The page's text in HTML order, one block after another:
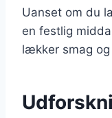
Uanset om du
en festlig
lækker smag